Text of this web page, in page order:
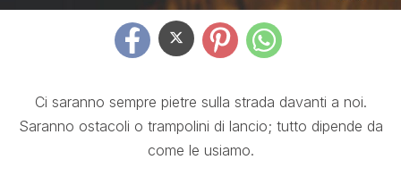
Ci saranno sempre pietre sulla strada davanti a noi.
Saranno ostacoli o trampolini di lancio; tutto dipende da
come le usiamo.